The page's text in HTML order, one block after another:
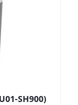
SH900)